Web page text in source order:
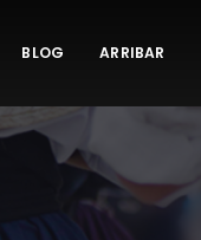
BLOG ARRIBAR